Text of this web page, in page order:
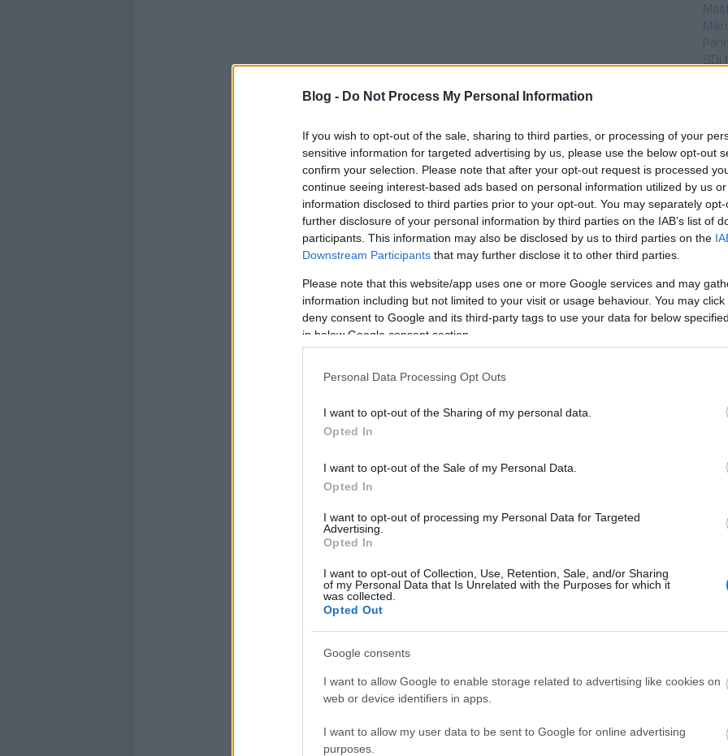
Blog - Do Not Process My Personal Information
If you wish to opt-out of the sale, sharing to third parties, or processing of your
sensitive information for targeted advertising by us, please use the below opt-out
confirm your selection. Please note that after your opt-out request is processed
continue seeing interest-based ads based on personal information utilized by us
information disclosed to third parties prior to your opt-out. You may separately
further disclosure of your personal information by third parties on the IAB’s list of
participants. This information may also be disclosed by us to third parties on the
Downstream Participants that may further disclose it to other third parties.
Please note that this website/app uses one or more Google services and may
information including but not limited to your visit or usage behaviour. You may
deny consent to Google and its third-party tags to use your data for below
in below Google consent section.
Personal Data Processing Opt Outs
I want to opt-out of the Sharing of my personal data.
Opted In
I want to opt-out of the Sale of my Personal Data.
Opted In
I want to opt-out of processing my Personal Data for Targeted
Advertising.
Opted In
I want to opt-out of Collection, Use, Retention, Sale, and/or Sharing
of my Personal Data that Is Unrelated with the Purposes for which it
was collected.
Opted Out
Google consents
I want to allow Google to enable storage related to advertising like cookies on
web or device identifiers in apps.
I want to allow my user data to be sent to Google for online advertising
purposes.
SDI
AMC
A
A